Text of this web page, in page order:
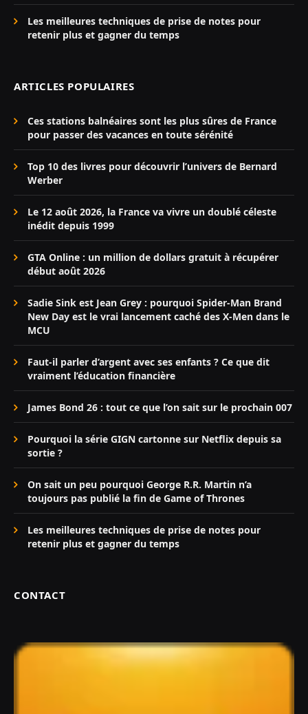
Les meilleures techniques de prise de notes pour
retenir plus et gagner du temps
ARTICLES POPULAIRES
Ces stations balnéaires sont les plus sûres de France
pour passer des vacances en toute sérénité
Top 10 des livres pour découvrir l’univers de Bernard
Werber
Le 12 août 2026, la France va vivre un doublé céleste
inédit depuis 1999
GTA Online : un million de dollars gratuit à récupérer
début août 2026
Sadie Sink est Jean Grey : pourquoi Spider-Man Brand
New Day est le vrai lancement caché des X-Men dans le
MCU
Faut-il parler d’argent avec ses enfants ? Ce que dit
vraiment l’éducation financière
James Bond 26 : tout ce que l’on sait sur le prochain 007
Pourquoi la série GIGN cartonne sur Netflix depuis sa
sortie ?
On sait un peu pourquoi George R.R. Martin n’a
toujours pas publié la fin de Game of Thrones
Les meilleures techniques de prise de notes pour
retenir plus et gagner du temps
CONTACT